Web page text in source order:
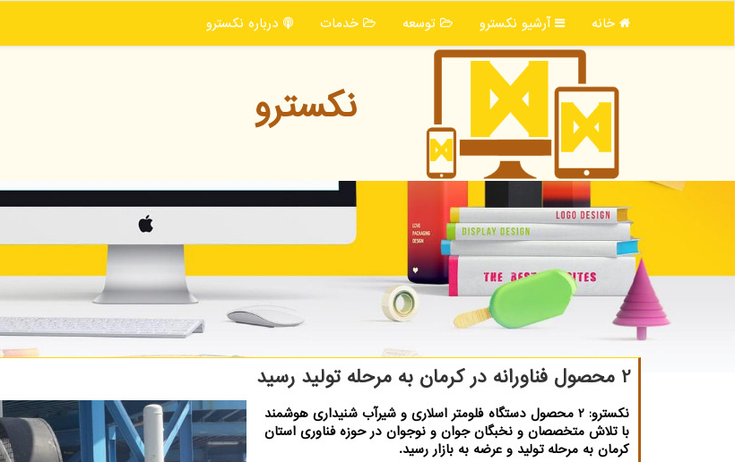
خانه آرشیو نكسترو توسعه خدمات درباره نكسترو
نكسترو
2 محصول فناورانه در كرمان به مرحله تولید رسید
نكسترو: 2 محصول دستگاه فلومتر اسلاری و شیرآب شنیداری هوشمند
با تلاش متخصصان و نخبگان جوان و نوجوان در حوزه فناوری استان
كرمان به مرحله تولید و عرضه به بازار رسید.